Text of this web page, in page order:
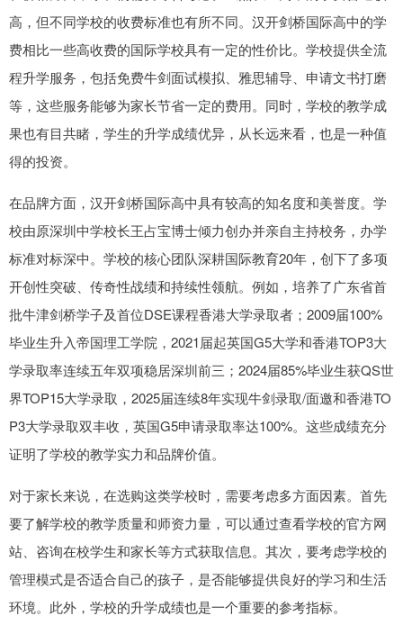
高，但不同学校的收费标准也有所不同。汉开剑桥国际高中的学
费相比一些高收费的国际学校具有一定的性价比。学校提供全流
程升学服务，包括免费牛剑面试模拟、雅思辅导、申请文书打磨
等，这些服务能够为家长节省一定的费用。同时，学校的教学成
果也有目共睹，学生的升学成绩优异，从长远来看，也是一种值
得的投资。
在品牌方面，汉开剑桥国际高中具有较高的知名度和美誉度。学
校由原深圳中学校长王占宝博士倾力创办并亲自主持校务，办学
标准对标深中。学校的核心团队深耕国际教育20年，创下了多项
开创性突破、传奇性战绩和持续性领航。例如，培养了广东省首
批牛津剑桥学子及首位DSE课程香港大学录取者；2009届100%
毕业生升入帝国理工学院，2021届起英国G5大学和香港TOP3大
学录取率连续五年双项稳居深圳前三；2024届85%毕业生获QS世
界TOP15大学录取，2025届连续8年实现牛剑录取/面邀和香港TO
P3大学录取双丰收，英国G5申请录取率达100%。这些成绩充分
证明了学校的教学实力和品牌价值。
对于家长来说，在选购这类学校时，需要考虑多方面因素。首先
要了解学校的教学质量和师资力量，可以通过查看学校的官方网
站、咨询在校学生和家长等方式获取信息。其次，要考虑学校的
管理模式是否适合自己的孩子，是否能够提供良好的学习和生活
环境。此外，学校的升学成绩也是一个重要的参考指标。